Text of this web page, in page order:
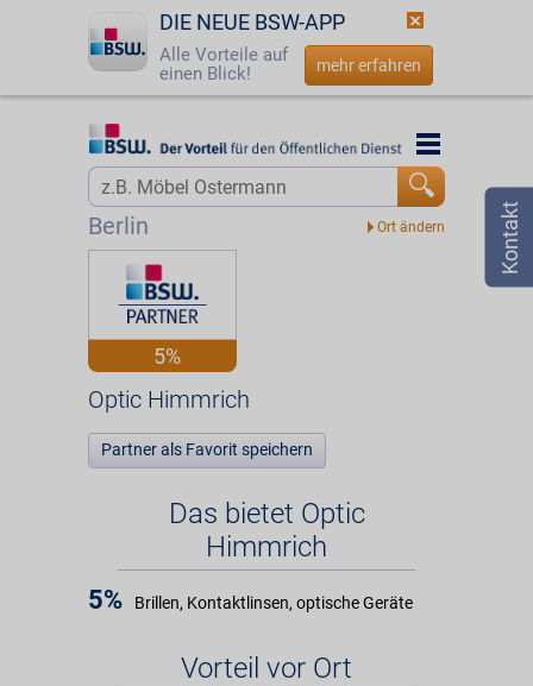
DIE NEUE BSW-APP
Alle Vorteile auf
einen Blick!
mehr erfahren
Startseite
0800 - 279 25 82
Berlin
Startseite
Optic Himmrich
5%
Optic Himmrich
Partner als Favorit speichern
Das bietet Optic
Himmrich
5% Brillen, Kontaktlinsen, optische Geräte
Vorteil vor Ort